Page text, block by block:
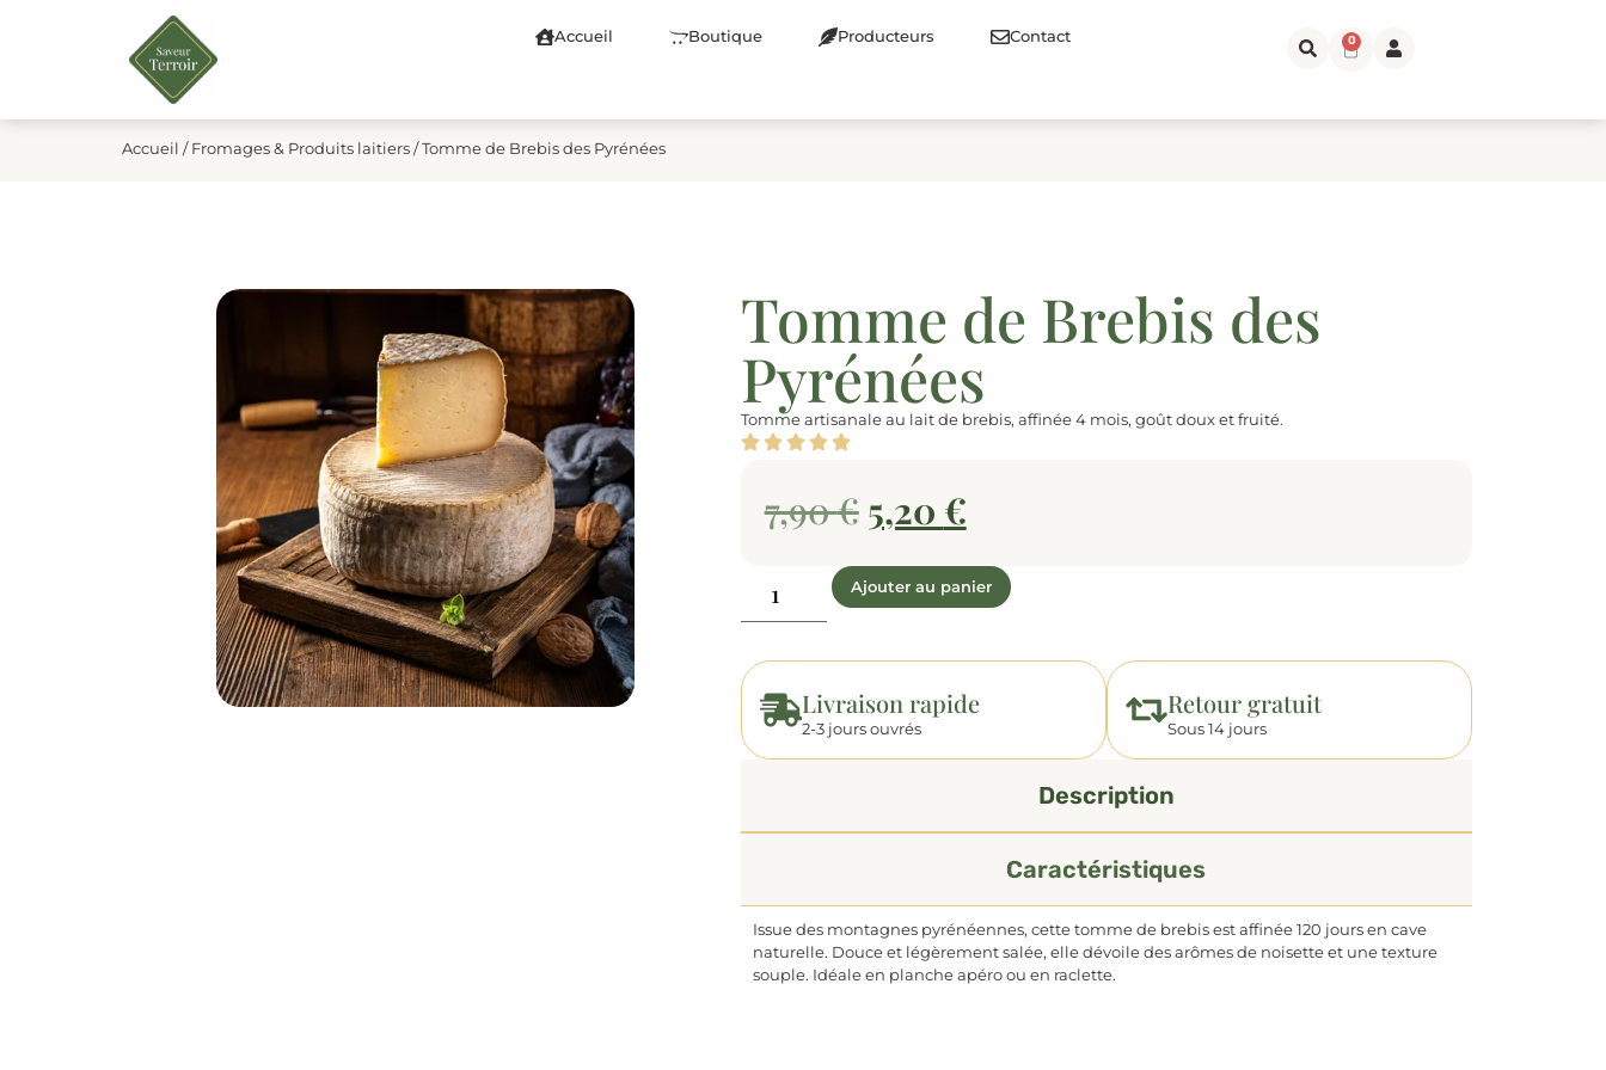
Accueil Boutique Producteurs Contact 0
Accueil /Fromages & Produits laitiers/ Tomme de Brebis des Pyrénées
Tomme de Brebis des
Pyrénées
Tomme artisanale au lait de brebis, affinée 4 mois, goût doux et fruité.
7,90€ 5,20 €
Ajouter au panier
Livraison rapide
2-3 jours ouvrés
Retour gratuit
Sous 14 jours
Description
Caractéristiques
Issue des montagnes pyrénéennes, cette tomme de brebis est affinée 120 jours en cave
naturelle. Douce et légèrement salée, elle dévoile des arômes de noisette et une texture
souple. Idéale en planche apéro ou en raclette.